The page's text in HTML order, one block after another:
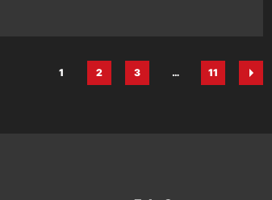
Página
1
Página
2
Página
3
…
Página
11